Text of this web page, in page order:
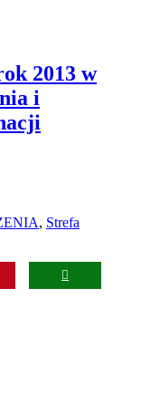
2013 w
i
, Strefa